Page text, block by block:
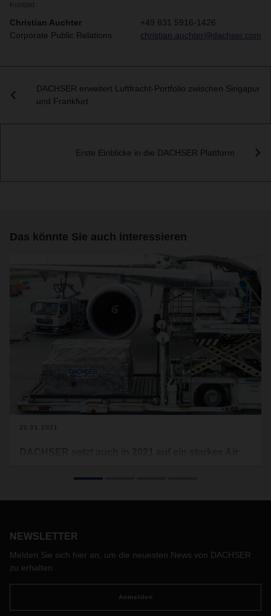
Kontakt
Christian Auchter
Corporate Public Relations
+49 831 5916-1426
christian.auchter@dachser.com
DACHSER erweitert Luftfracht-Portfolio zwischen Singapur
und Frankfurt
Erste Einblicke in die DACHSER Plattform
Das könnte Sie auch interessieren
20.01.2021
Kurs mit verstärkten eigenen Kapazitäten auch im neuen
NEWSLETTER
Melden Sie sich hier an, um die neuesten News von DACHSER
zu erhalten.
Anmelden